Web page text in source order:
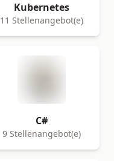
Kubernetes
11 Stellenangebot(e)
C#
9 Stellenangebot(e)